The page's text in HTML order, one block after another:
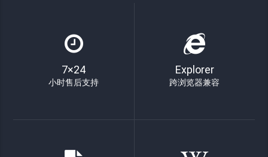
7×24
小时售后支持
Explorer
跨浏览器兼容